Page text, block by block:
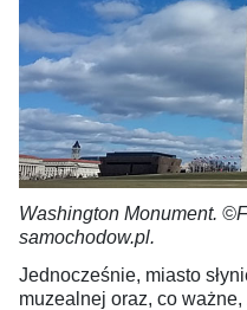
Washington Monument.
samochodow.pl.
Jednocześnie, miasto
muzealnej oraz, co